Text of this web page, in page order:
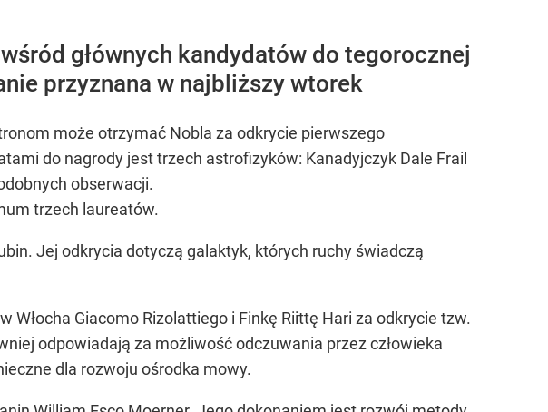
głównych kandydatów do tegorocznej
przyznana w najbliższy wtorek
może otrzymać Nobla za odkrycie pierwszego
do nagrody jest trzech astrofizyków: Kanadyjczyk Dale Frail
obserwacji.
trzech laureatów.
Jej odkrycia dotyczą galaktyk, których ruchy świadczą
Giacomo Rizolattiego i Finkę Riittę Hari za odkrycie tzw.
odpowiadają za możliwość odczuwania przez człowieka
dla rozwoju ośrodka mowy.